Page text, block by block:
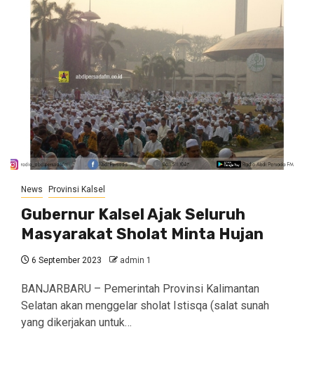
News Provinsi Kalsel
Gubernur Kalsel Ajak Seluruh
Masyarakat Sholat Minta Hujan
6 September 2023 admin 1
BANJARBARU – Pemerintah Provinsi Kalimantan
Selatan akan menggelar sholat Istisqa (salat sunah
yang dikerjakan untuk…